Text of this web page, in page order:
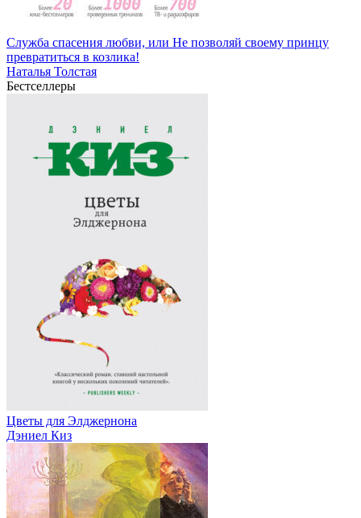
Служба спасения любви, или Не позволяй своему принцу
превратиться в козлика!
Наталья Толстая
Бестселлеры
Цветы для Элджернона
Дэниел Киз